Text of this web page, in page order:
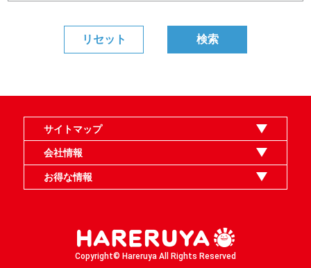
サイトマップ
オンラインショップ
買取
記事
選手一覧
デッキ検索
デッキ構築
イベント・大会
店舗のご案内
お問い合わせ
ヘルプ
FAQ
会社情報
利用規約
スタッフ募集
特定商取引法表示
個人情報保護指針
企業情報
お得な情報
Copyright© Hareruya All Rights Reserved